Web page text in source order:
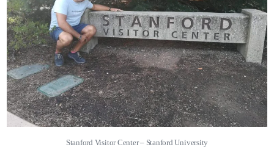
Stanford Visitor Center – Stanford University